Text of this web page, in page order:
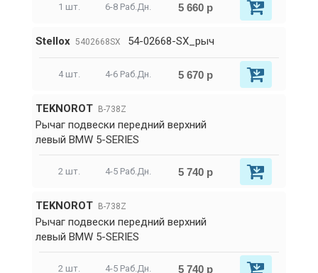
1 шт. 6-8 Раб.Дн. 5 660 р
Stellox 5402668SX 54-02668-SX_рыч
4 шт. 4-6 Раб.Дн. 5 670 р
TEKNOROT B-738Z
Рычаг подвески передний верхний
левый BMW 5-SERIES
2 шт. 4-5 Раб.Дн. 5 740 р
TEKNOROT B-738Z
Рычаг подвески передний верхний
левый BMW 5-SERIES
2 шт. 4-5 Раб.Дн. 5 740 р